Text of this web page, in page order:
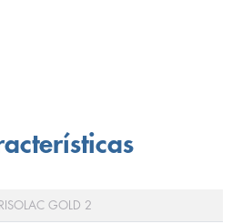
GOLD 2